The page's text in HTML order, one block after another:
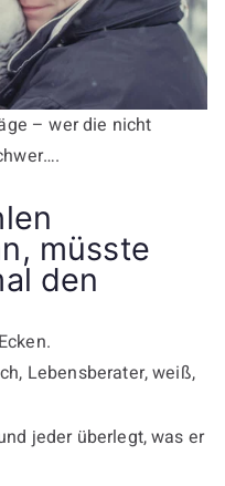
– wer die nicht
müsste
den
Lebensberater, weiß,
jeder überlegt, was er